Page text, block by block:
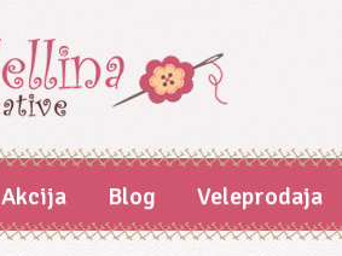
Akcija Blog Veleprodaja